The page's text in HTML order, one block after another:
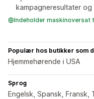
kampagneresultater
Indeholder maskinoversat
Populær hos butikker som
Hjemmehørende i USA
Sprog
Engelsk, Spansk,